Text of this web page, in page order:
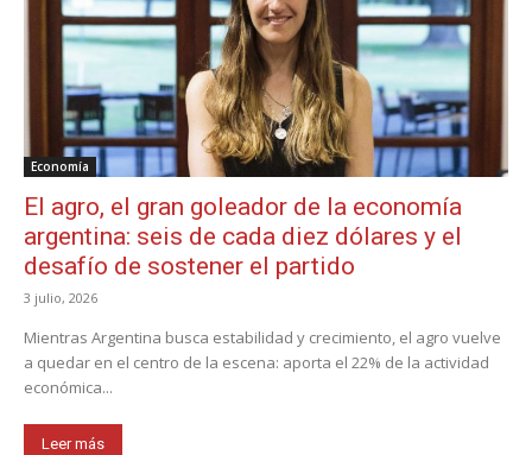
Economía
El agro, el gran goleador de la economía
argentina: seis de cada diez dólares y el
desafío de sostener el partido
3 julio, 2026
Mientras Argentina busca estabilidad y crecimiento, el agro vuelve
a quedar en el centro de la escena: aporta el 22% de la actividad
económica...
Leer más